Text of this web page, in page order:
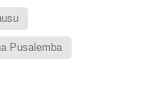
Pusalemba